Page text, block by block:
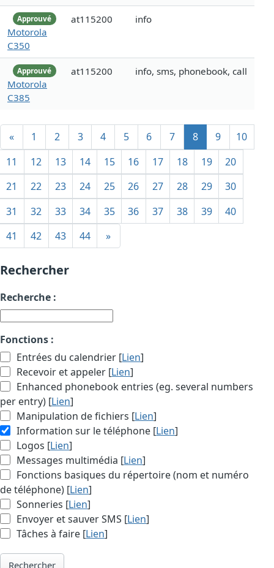
Approuvé
Motorola
C350
at115200 info
Approuvé
Motorola
C385
at115200 info, sms, phonebook, call
« 1 2 3 4 5 6 7 8 9
10
11
12 13 14 15 16 17 18 19
20
21
22 23 24 25 26 27 28 29
30
31
32 33 34 35 36 37 38 39
40
41
42 43 44 »
Rechercher
Recherche :
Fonctions :
Entrées du calendrier [Lien]
Recevoir et appeler [Lien]
Enhanced phonebook entries (eg. several numbers
per entry) [Lien]
Manipulation de fichiers [Lien]
Information sur le téléphone [Lien]
Logos [Lien]
Messages multimédia [Lien]
Fonctions basiques du répertoire (nom et numéro
de téléphone) [Lien]
Sonneries [Lien]
Envoyer et sauver SMS [Lien]
Tâches à faire [Lien]
Rechercher